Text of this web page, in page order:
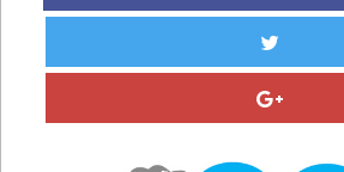
Partager